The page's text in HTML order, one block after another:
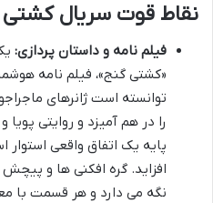
نقاط قوت سریال
فیلم نامه و داستان پردازی:
«کشتی گنج»، فیلم نامه
توانسته است ژانرهای
را در هم آمیزد و روایتی
پایه یک اتفاق واقعی
افزاید. گره افکنی ها و پیچش
نگه می دارد و هر قسمت